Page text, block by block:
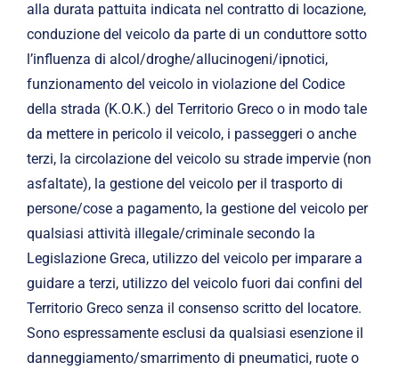
alla durata pattuita indicata nel contratto di locazione,
conduzione del veicolo da parte di un conduttore sotto
l’influenza di alcol/droghe/allucinogeni/ipnotici,
funzionamento del veicolo in violazione del Codice
della strada (K.O.K.) del Territorio Greco o in modo tale
da mettere in pericolo il veicolo, i passeggeri o anche
terzi, la circolazione del veicolo su strade impervie (non
asfaltate), la gestione del veicolo per il trasporto di
persone/cose a pagamento, la gestione del veicolo per
qualsiasi attività illegale/criminale secondo la
Legislazione Greca, utilizzo del veicolo per imparare a
guidare a terzi, utilizzo del veicolo fuori dai confini del
Territorio Greco senza il consenso scritto del locatore.
Sono espressamente esclusi da qualsiasi esenzione il
danneggiamento/smarrimento di pneumatici, ruote o